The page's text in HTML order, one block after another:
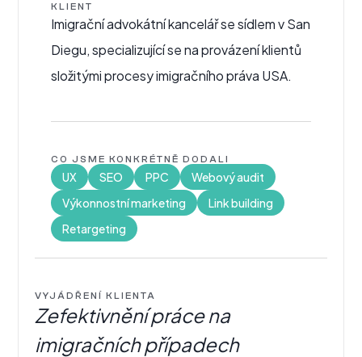
KLIENT
Imigrační advokátní kancelář se sídlem v San
Diegu, specializující se na provázení klientů
složitými procesy imigračního práva USA.
CO JSME KONKRÉTNĚ DODALI
UX SEO PPC
Webový audit
Výkonnostní marketing
Link building
Retargeting
VYJÁDŘENÍ KLIENTA
Zefektivnění práce na
imigračních případech